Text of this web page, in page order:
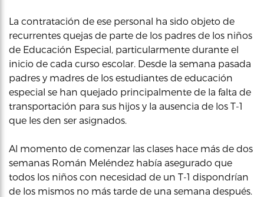
La contratación de ese personal ha sido objeto de
recurrentes quejas de parte de los padres de los niños
de Educación Especial, particularmente durante el
inicio de cada curso escolar. Desde la semana pasada
padres y madres de los estudiantes de educación
especial se han quejado principalmente de la falta de
transportación para sus hijos y la ausencia de los T-1
que les den ser asignados.
Al momento de comenzar las clases hace más de dos
semanas Román Meléndez había asegurado que
todos los niños con necesidad de un T-1 dispondrían
de los mismos no más tarde de una semana después.